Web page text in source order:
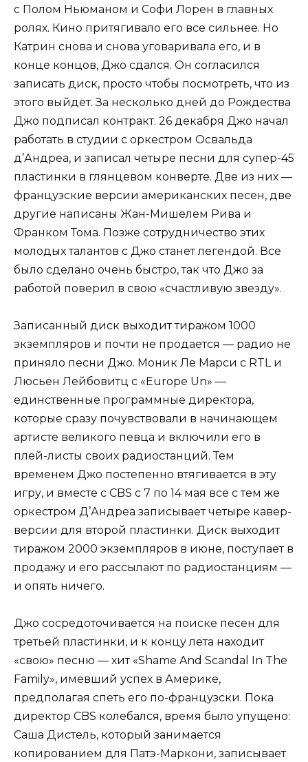
с Полом Ньюманом и Софи Лорен в главных
ролях. Кино притягивало его все сильнее. Но
Катрин снова и снова уговаривала его, и в
конце концов, Джо сдался. Он согласился
записать диск, просто чтобы посмотреть, что из
этого выйдет. За несколько дней до Рождества
Джо подписал контракт. 26 декабря Джо начал
работать в студии с оркестром Освальда
д’Андреа, и записал четыре песни для супер-45
пластинки в глянцевом конверте. Две из них —
французские версии американских песен, две
другие написаны Жан-Мишелем Рива и
Франком Тома. Позже сотрудничество этих
молодых талантов с Джо станет легендой. Все
было сделано очень быстро, так что Джо за
работой поверил в свою «счастливую звезду».
Записанный диск выходит тиражом 1000
экземпляров и почти не продается — радио не
приняло песни Джо. Моник Ле Марси с RTL и
Люсьен Лейбовитц с «Europe Un» —
единственные программные директора,
которые сразу почувствовали в начинающем
артисте великого певца и включили его в
плей-листы своих радиостанций. Тем
временем Джо постепенно втягивается в эту
игру, и вместе с CBS с 7 по 14 мая все с тем же
оркестром Д’Андреа записывает четыре кавер-
версии для второй пластинки. Диск выходит
тиражом 2000 экземпляров в июне, поступает в
продажу и его рассылают по радиостанциям —
и опять ничего.
Джо сосредоточивается на поиске песен для
третьей пластинки, и к концу лета находит
«свою» песню — хит «Shame And Scandal In The
Family», имевший успех в Америке,
предполагая спеть его по-французски. Пока
директор CBS колебался, время было упущено:
Саша Дистель, который занимается
копированием для Патэ-Маркони, записывает